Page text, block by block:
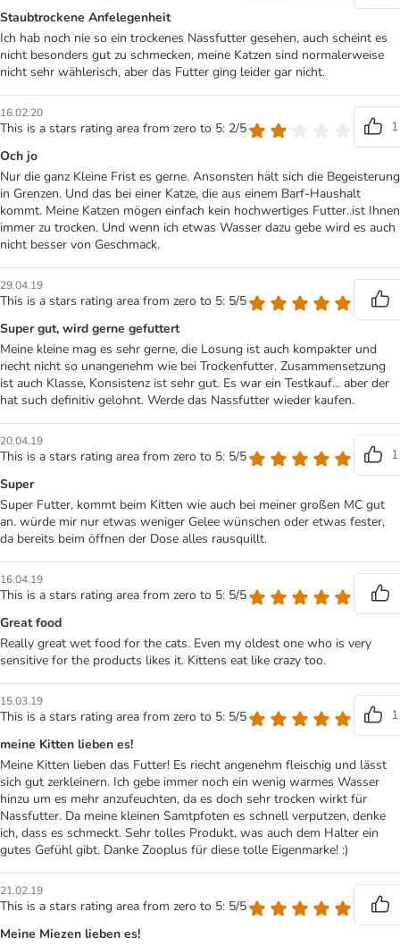
Staubtrockene Anfelegenheit
Ich hab noch nie so ein trockenes Nassfutter gesehen, auch scheint es
nicht besonders gut zu schmecken, meine Katzen sind normalerweise
nicht sehr wählerisch, aber das Futter ging leider gar nicht.
16.02.20
This is a stars rating area from zero to 5: 2/5
1
Och jo
Nur die ganz Kleine Frist es gerne. Ansonsten hält sich die Begeisterung
in Grenzen. Und das bei einer Katze, die aus einem Barf-Haushalt
kommt. Meine Katzen mögen einfach kein hochwertiges Futter..ist Ihnen
immer zu trocken. Und wenn ich etwas Wasser dazu gebe wird es auch
nicht besser von Geschmack.
29.04.19
This is a stars rating area from zero to 5: 5/5
Super gut, wird gerne gefuttert
Meine kleine mag es sehr gerne, die Losung ist auch kompakter und
riecht nicht so unangenehm wie bei Trockenfutter. Zusammensetzung
ist auch Klasse, Konsistenz ist sehr gut. Es war ein Testkauf... aber der
hat such definitiv gelohnt. Werde das Nassfutter wieder kaufen.
20.04.19
This is a stars rating area from zero to 5: 5/5
1
Super
Super Futter, kommt beim Kitten wie auch bei meiner großen MC gut
an. würde mir nur etwas weniger Gelee wünschen oder etwas fester,
da bereits beim öffnen der Dose alles rausquillt.
16.04.19
This is a stars rating area from zero to 5: 5/5
Great food
Really great wet food for the cats. Even my oldest one who is very
sensitive for the products likes it. Kittens eat like crazy too.
15.03.19
This is a stars rating area from zero to 5: 5/5
1
meine Kitten lieben es!
Meine Kitten lieben das Futter! Es riecht angenehm fleischig und lässt
sich gut zerkleinern. Ich gebe immer noch ein wenig warmes Wasser
hinzu um es mehr anzufeuchten, da es doch sehr trocken wirkt für
Nassfutter. Da meine kleinen Samtpfoten es schnell verputzen, denke
ich, dass es schmeckt. Sehr tolles Produkt, was auch dem Halter ein
gutes Gefühl gibt. Danke Zooplus für diese tolle Eigenmarke! :)
21.02.19
This is a stars rating area from zero to 5: 5/5
Meine Miezen lieben es!